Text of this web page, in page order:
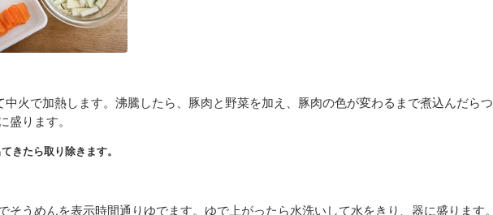
中火で加熱します。沸騰したら、豚肉と野菜を加え、豚肉の色が変わるまで煮込んだらつ
盛ります。
きたら取り除きます。
そうめんを表示時間通りゆでます。ゆで上がったら水洗いして水をきり、器に盛ります。